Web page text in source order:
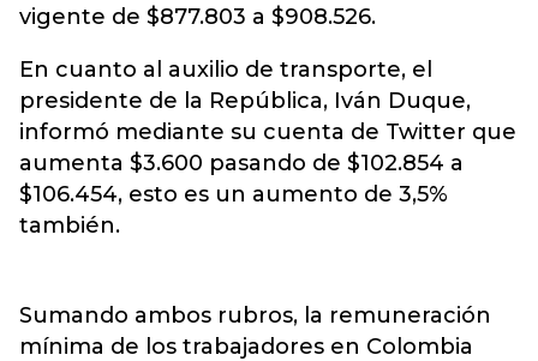
vigente de $877.803 a $908.526.
En cuanto al auxilio de transporte, el
presidente de la República, Iván Duque,
informó mediante su cuenta de Twitter que
aumenta $3.600 pasando de $102.854 a
$106.454, esto es un aumento de 3,5%
también.
Sumando ambos rubros, la remuneración
mínima de los trabajadores en Colombia